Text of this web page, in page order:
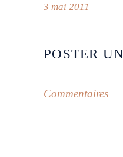
3 mai 2011
POSTER